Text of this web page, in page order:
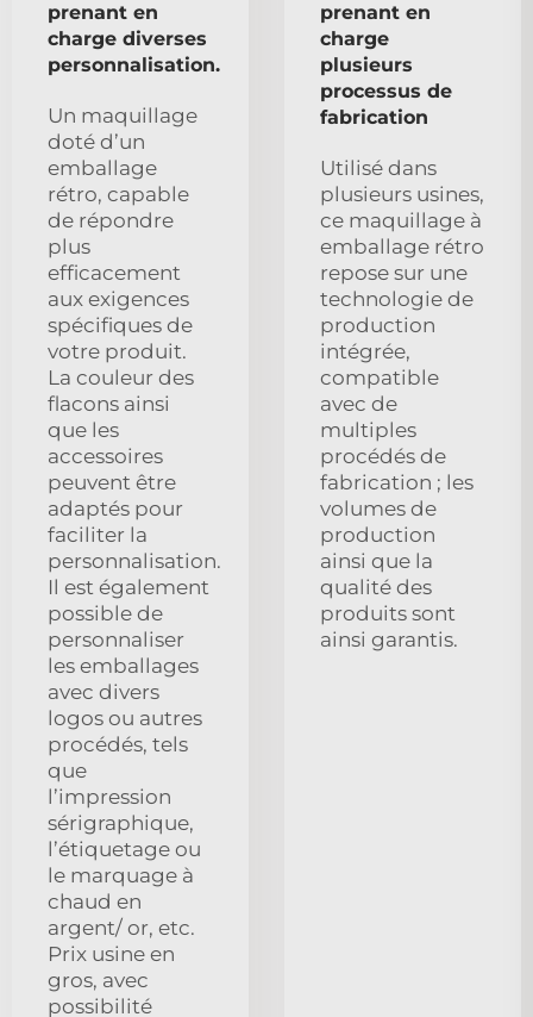
prenant en
charge diverses
personnalisation.
Un maquillage
doté d’un
emballage
rétro, capable
de répondre
plus
efficacement
aux exigences
spécifiques de
votre produit.
La couleur des
flacons ainsi
que les
accessoires
peuvent être
adaptés pour
faciliter la
personnalisation.
Il est également
possible de
personnaliser
les emballages
avec divers
logos ou autres
procédés, tels
que
l’impression
sérigraphique,
l’étiquetage ou
le marquage à
chaud en
argent/ or, etc.
Prix usine en
gros, avec
possibilité
prenant en
charge
plusieurs
processus de
fabrication
Utilisé dans
plusieurs usines,
ce maquillage à
emballage rétro
repose sur une
technologie de
production
intégrée,
compatible
avec de
multiples
procédés de
fabrication ; les
volumes de
production
ainsi que la
qualité des
produits sont
ainsi garantis.